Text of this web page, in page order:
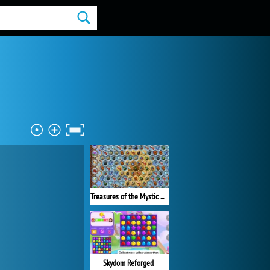
Treasures of the Mystic Sea
Skydom Reforged